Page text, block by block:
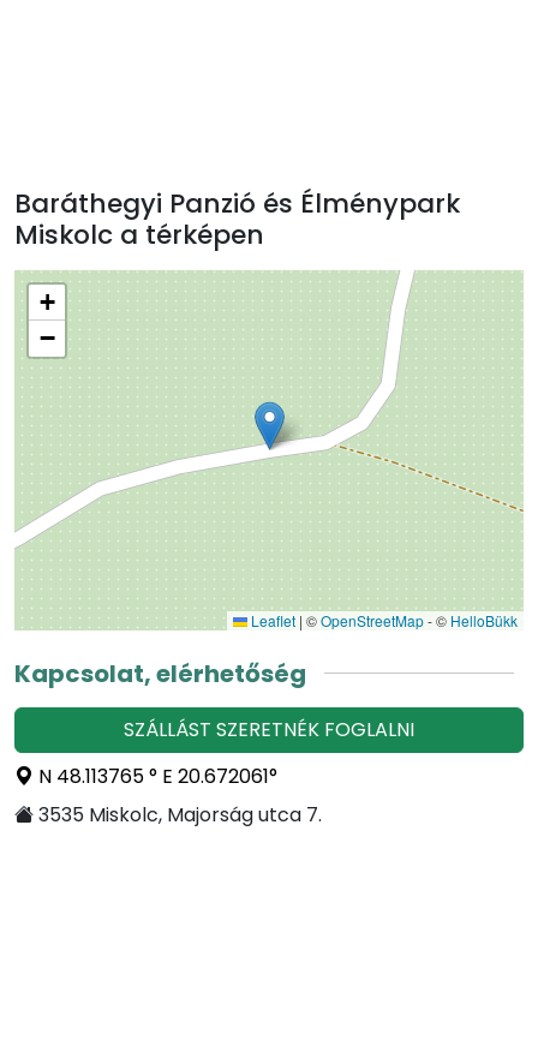
Baráthegyi Panzió és Élménypark
Miskolc a térképen
+
−
Leaflet | ©OpenStreetMap- © HelloBükk
Kapcsolat, elérhetőség
SZÁLLÁST SZERETNÉK FOGLALNI
N 48.113765 ° E 20.672061°
3535 Miskolc, Majorság utca 7.